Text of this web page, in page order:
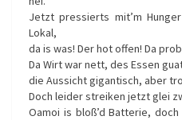
Jetzt pressierts mit’m
Lokal,
da is was! Der hot offen! Da
Da Wirt war nett, des Essen
die Aussicht gigantisch, aber
Doch leider streiken jetzt glei
Oamoi is bloß’d Batterie,